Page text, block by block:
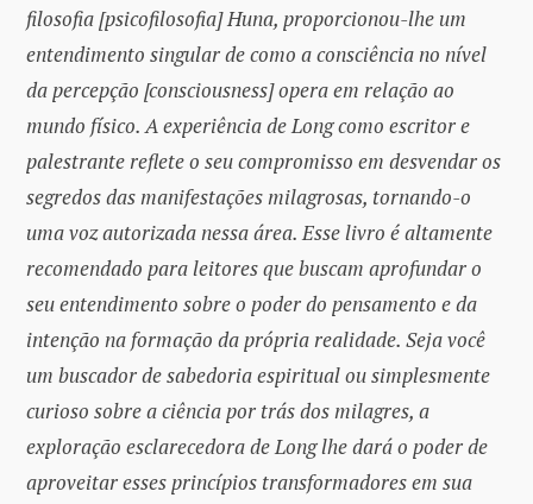
filosofia [psicofilosofia] Huna, proporcionou-lhe um
entendimento singular de como a consciência no nível
da percepção [consciousness] opera em relação ao
mundo físico. A experiência de Long como escritor e
palestrante reflete o seu compromisso em desvendar os
segredos das manifestações milagrosas, tornando-o
uma voz autorizada nessa área. Esse livro é altamente
recomendado para leitores que buscam aprofundar o
seu entendimento sobre o poder do pensamento e da
intenção na formação da própria realidade. Seja você
um buscador de sabedoria espiritual ou simplesmente
curioso sobre a ciência por trás dos milagres, a
exploração esclarecedora de Long lhe dará o poder de
aproveitar esses princípios transformadores em sua